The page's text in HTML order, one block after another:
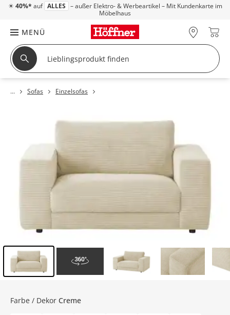
☀ 40%* auf ALLES – außer Elektro- & Werbeartikel – Mit Kundenkarte im
Möbelhaus
MENÜ
Sofas Einzelsofas
Farbe / Dekor Creme